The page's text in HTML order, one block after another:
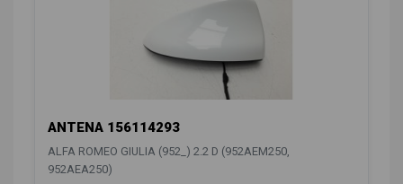
ANTENA 156114293
ALFA ROMEO GIULIA (952_) 2.2 D (952AEM250,
952AEA250)